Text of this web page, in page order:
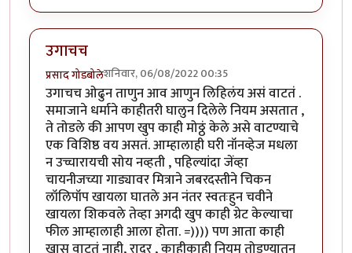
उगाचच
प्रसाद गोडबोलेशनिवार, 06/08/2022 00:35
उगाचच ओढुन ताणुन आव आणुन लिहिलंय असं वाटतं .
समाजाने धर्माने काहीतरी घालुन दिलेले नियम असतात ,
ते तोडले की आपण खुप काही मोठ्ठं केले असे वाटण्याचे
एक विशिष्ठ वय असतं. आम्हालाही घरी नॉनव्हेज मधला
न उच्चारायची सोय नव्हती , पहिल्यांदा जेंव्हा
चायनीजच्या गाड्यावर मित्राने जबरदस्तीने चिकन
लॉलिपॉप खायला घातले अन नंतर स्वतःहुन चवीने
खायला शिकवले तेव्हा अगदी खुप काही ग्रेट केल्याचा
फील आम्हालाही आला होता. =)))) पण आता काही